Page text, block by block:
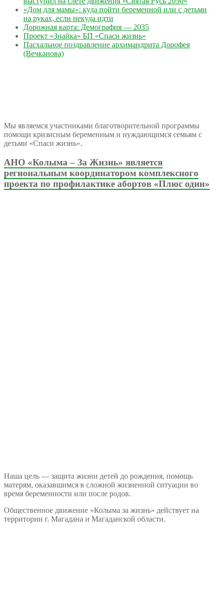
«Дом для мамы»: куда пойти беременной или с детьми
на руках, если некуда идти
Дорожная карта: Демография — 2035
Проект «Знайка» БП «Спаси жизнь»
Пасхальное поздравление архимандрита Дорофея
(Вечканова)
Мы являемся участниками благотворительной программы
помощи кризисным беременным и нуждающимся семьям с
детьми «Спаси жизнь».
АНО «Колыма – За Жизнь» является
региональным координатором комплексного
проекта по профилактике абортов «Плюс один»
Наша цель — защита жизни детей до рождения, помощь
матерям, оказавшимся в сложной жизненной ситуации во
время беременности или после родов.
Общественное движение «Колыма за жизнь» действует на
территории г. Магадана и Магаданской области.